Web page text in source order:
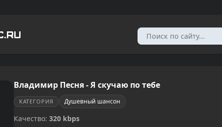
Владимир Песня - Я cкучаю по тебе
КАТЕГОРИЯ Душевный шансон
Качество: 320 kbps